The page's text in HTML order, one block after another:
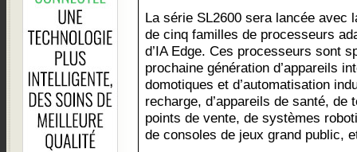
La série SL2600 sera lancée avec
de cinq familles de processeurs
d’IA Edge. Ces processeurs sont
prochaine génération d’appareils
domotiques et d’automatisation
recharge, d’appareils de santé,
points de vente, de systèmes
de consoles de jeux grand public,